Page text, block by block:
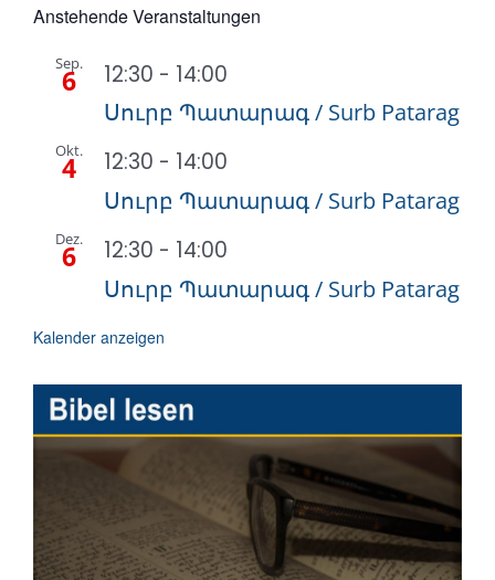
Anstehende Veranstaltungen
Sep.
6 12:30 - 14:00
Սուրբ Պատարագ / Surb Patarag
Okt.
4 12:30 - 14:00
Սուրբ Պատարագ / Surb Patarag
Dez.
6 12:30 - 14:00
Սուրբ Պատարագ / Surb Patarag
Kalender anzeigen